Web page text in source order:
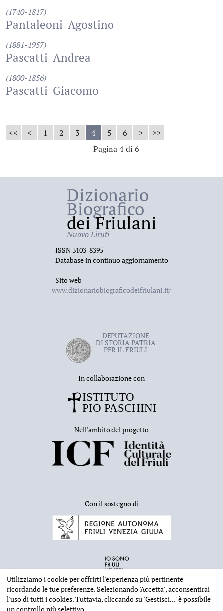
(1740-1817)
Pantaleoni Agostino
(1881-1957)
Pascatti Andrea
(1800-1856)
Pascatti Giacomo
<< < 1 2 3 4 5 6 >
>>
Pagina 4 di 6
Dizionario
Biografico
dei Friulani
Nuovo Liruti
ISSN 3103-8395
Database in continuo aggiornamento
Sito web
www.dizionariobiograficodeifriulani.it/
DEPUTAZIONE
DI STORIA PATRIA
PER IL FRIULI
In collaborazione con
Nell'ambito del progetto
Con il sostegno di
Utilizziamo i cookie per offrirti l'esperienza più pertinente
ricordando le tue preferenze. Selezionando 'Accetta', acconsentirai
l'uso di tutti i cookies. Tuttavia, cliccando su 'Gestisci...'è possibile
un controllo più selettivo.